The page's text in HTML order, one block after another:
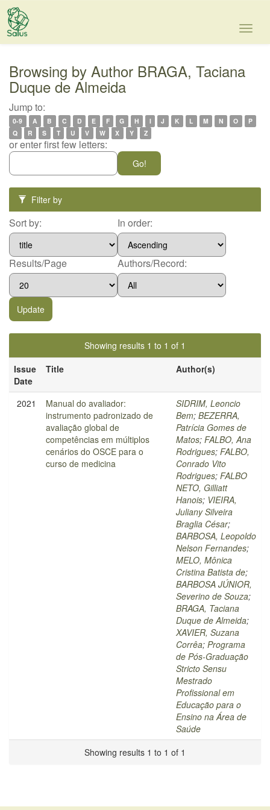
Skip
Browsing by Author BRAGA, Taciana
Duque de Almeida
Jump to:
0-9 A B C D E F G H I J K L M N O
P
Q
R S T U V W X Y Z
or enter first few letters:
Filter by
Sort by: In order:
Results/Page Authors/Record:
Showing results 1 to 1 of 1
Issue
Date
Title Author(s)
2021
Manual do avaliador:
instrumento padronizado de
avaliação global de
competências em múltiplos
cenários do OSCE para o
curso de medicina
SIDRIM, Leoncio
Bem; BEZERRA,
Patrícia Gomes de
Matos; FALBO, Ana
Rodrigues; FALBO,
Conrado Vito
Rodrigues; FALBO
NETO, Gilliatt
Hanois; VIEIRA,
Juliany Silveira
Braglia César;
BARBOSA, Leopoldo
Nelson Fernandes;
MELO, Mônica
Cristina Batista de;
BARBOSA JÚNIOR,
Severino de Souza;
BRAGA, Taciana
Duque de Almeida;
XAVIER, Suzana
Corrêa; Programa
de Pós-Graduação
Stricto Sensu
Mestrado
Profissional em
Educação para o
Ensino na Área de
Saúde
Showing results 1 to 1 of 1